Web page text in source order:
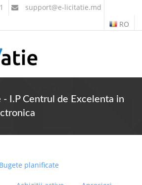
support@e-licitatie.md
RO
- I.P Centrul de Excelenta in
Bugete planificate